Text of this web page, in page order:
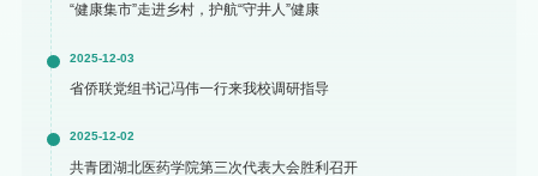
“健康集市”走进乡村，护航“守井人”健康
2025-12-03
省侨联党组书记冯伟一行来我校调研指导
2025-12-02
共青团湖北医药学院第三次代表大会胜利召开